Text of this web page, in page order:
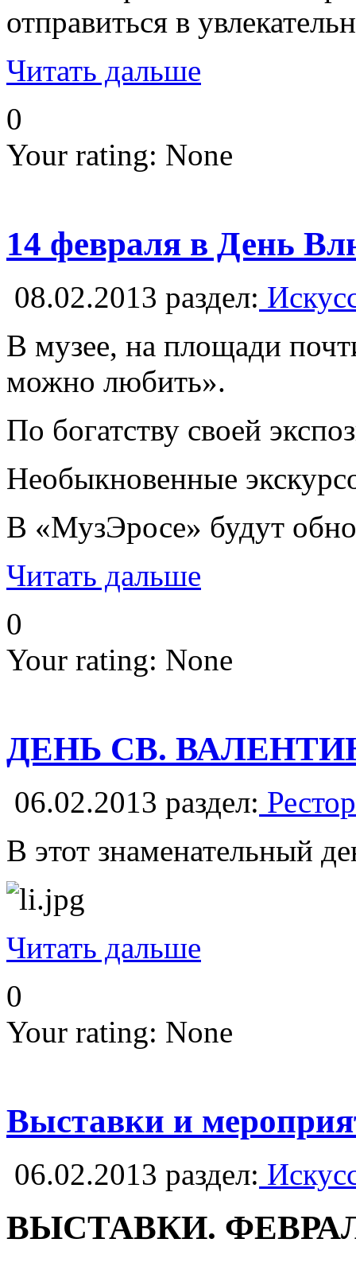
отправиться в
Читать дальше
0
Your rating: None
14 февраля в День
08.02.2013 раздел:
В музее, на площади
можно любить».
По богатству своей
Необыкновенные
В «МузЭросе» будут
Читать дальше
0
Your rating: None
ДЕНЬ СВ.
06.02.2013 раздел:
В этот знаменательный
Читать дальше
0
Your rating: None
Выставки и
06.02.2013 раздел:
ВЫСТАВКИ.